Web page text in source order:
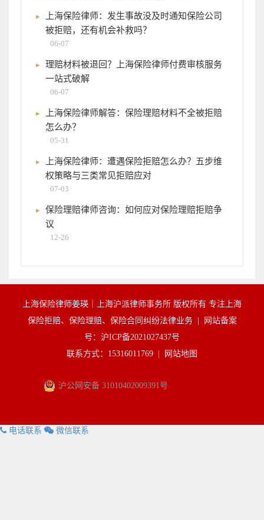
上海保险律师：发生事故没及时通知保险公司
被拒赔，还有机会补救吗？
06-07
理赔材料被退回？上海保险律师付费审核服务
一站式破解
06-07
上海保险律师解答：保险理赔材料不全被拒赔
怎么办？
05-31
上海保险律师：遭遇保险拒赔怎么办？五步维
权策略与三类常见拒赔应对
07-03
保险理赔律师咨询：如何应对保险理赔拒赔争
议
12-26
上海保险律师姜瑛｜上海沪派律师事务所 版权所有 专注上海
保险拒赔、保险理赔、保险合同纠纷法律业务 |
网站备案
号：沪ICP备2021027437号
联系方式：15316011769 |
网站地图
沪公网安备 31010402009391号
电话联系 微信联系